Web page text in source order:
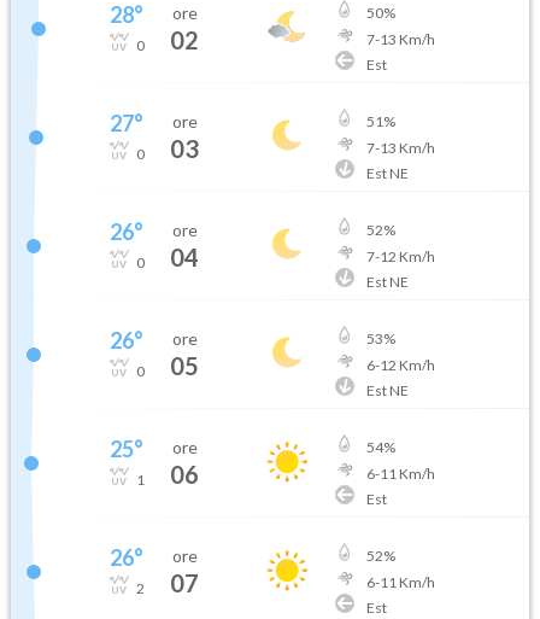
28°
0
ore
02
50%
7-13 Km/h
Est
27°
0
ore
03
51%
7-13 Km/h
Est NE
26°
0
ore
04
52%
7-12 Km/h
Est NE
26°
0
ore
05
53%
6-12 Km/h
Est NE
25°
1
ore
06
54%
6-11 Km/h
Est
26°
2
ore
07
52%
6-11 Km/h
Est